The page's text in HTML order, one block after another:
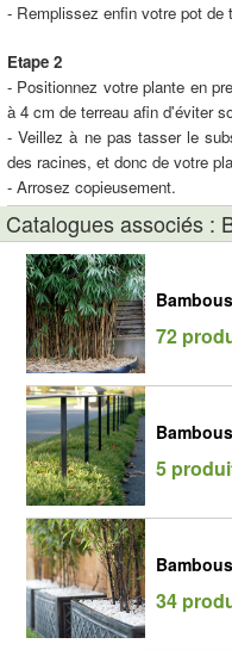
- Remplissez enfin votre pot de
Etape 2
- Positionnez votre plante en
à 4 cm de terreau afin d'éviter
- Veillez à ne pas tasser le
des racines, et donc de votre
- Arrosez copieusement.
Catalogues associés :
Bambous
72
5
34